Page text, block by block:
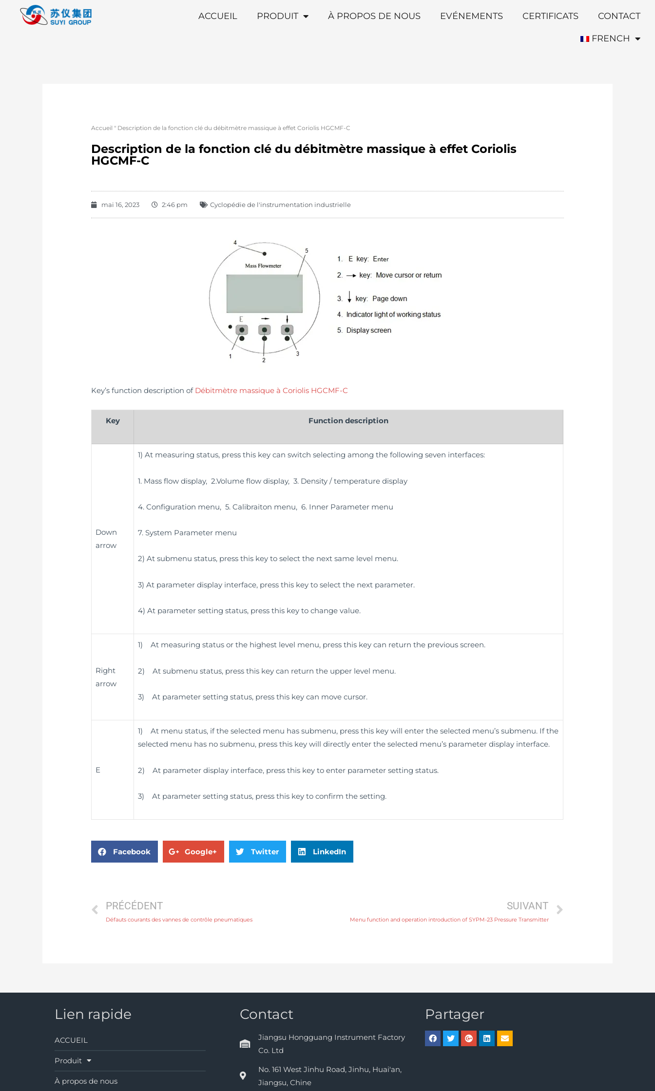
ACCUEIL PRODUIT À PROPOS DE NOUS EVÉNEMENTS CERTIFICATS CONTACT
FRENCH
Accueil " Description de la fonction clé du débitmètre massique à effet Coriolis HGCMF-C
Description de la fonction clé du débitmètre massique à effet Coriolis
HGCMF-C
mai 16, 2023 2:46 pm Cyclopédie de l'instrumentation industrielle
Key’s function description of Débitmètre massique à Coriolis HGCMF-C
Key Function description
Down
arrow
1) At measuring status, press this key can switch selecting among the following seven interfaces:
1. Mass flow display, 2.Volume flow display, 3. Density / temperature display
4. Configuration menu, 5. Calibraiton menu, 6. Inner Parameter menu
7. System Parameter menu
2) At submenu status, press this key to select the next same level menu.
3) At parameter display interface, press this key to select the next parameter.
4) At parameter setting status, press this key to change value.
Right
arrow
1) At measuring status or the highest level menu, press this key can return the previous screen.
2) At submenu status, press this key can return the upper level menu.
3) At parameter setting status, press this key can move cursor.
E
1) At menu status, if the selected menu has submenu, press this key will enter the selected menu’s submenu. If the
selected menu has no submenu, press this key will directly enter the selected menu’s parameter display interface.
2) At parameter display interface, press this key to enter parameter setting status.
3) At parameter setting status, press this key to confirm the setting.
Facebook Google+ Twitter LinkedIn
PRÉCÉDENT
Défauts courants des vannes de contrôle pneumatiques
SUIVANT
Menu function and operation introduction of SYPM-23 Pressure Transmitter
Lien rapide
ACCUEIL
Produit
À propos de nous
Contact
Jiangsu Hongguang Instrument Factory
Co. Ltd
No. 161 West Jinhu Road, Jinhu, Huai'an,
Jiangsu, Chine
Partager